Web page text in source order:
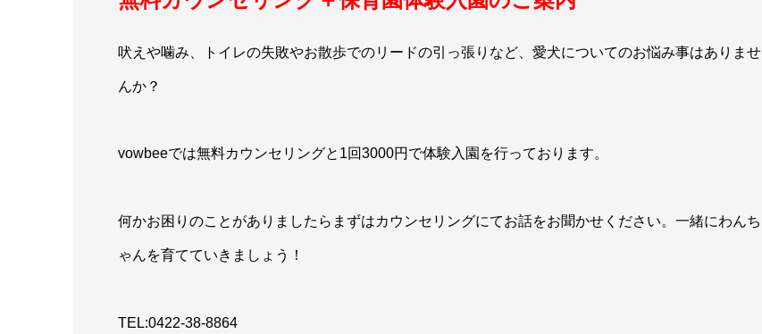
吠えや噛み、トイレの失敗やお散歩でのリードの引っ張りなど、愛犬についてのお悩み事はありませ
んか？
vowbeeでは無料カウンセリングと1回3000円で体験入園を行っております。
何かお困りのことがありましたらまずはカウンセリングにてお話をお聞かせください。一緒にわんち
ゃんを育てていきましょう！
TEL:0422-38-8864